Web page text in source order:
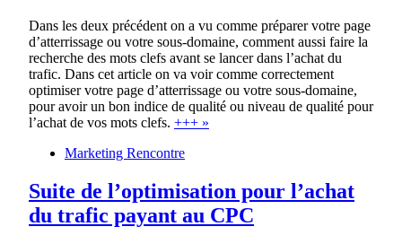
Dans les deux précédent on a vu comme préparer votre page
d’atterrissage ou votre sous-domaine, comment aussi faire la
recherche des mots clefs avant se lancer dans l’achat du
trafic. Dans cet article on va voir comme correctement
optimiser votre page d’atterrissage ou votre sous-domaine,
pour avoir un bon indice de qualité ou niveau de qualité pour
l’achat de vos mots clefs. +++ »
Marketing Rencontre
Suite de l’optimisation pour l’achat
du trafic payant au CPC